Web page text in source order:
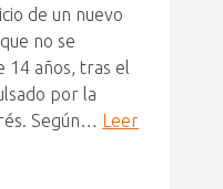
de un nuevo
no se
14 años, tras el
por la
Según…
Leer